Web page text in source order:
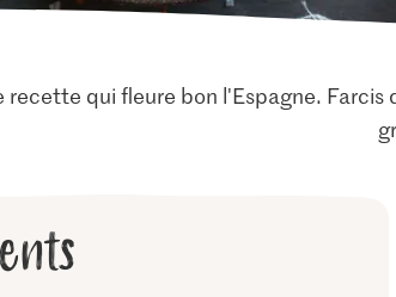
recette qui fleure bon l'Espagne.